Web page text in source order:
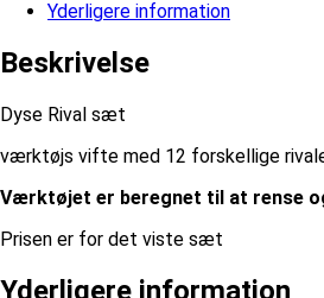
Yderligere information
Beskrivelse
Dyse Rival sæt
værktøjs vifte med 12 forskellige
Værktøjet er beregnet til at rense
Prisen er for det viste sæt
Yderligere information